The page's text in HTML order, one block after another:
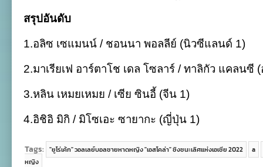
สรุปอันดับ
1.อลิซ เซแมนน์ / ชอนนา พอลลีย์ (นิวซีแลนด์ 1)
2.มาเรียเฟ อาร์ตาโช เดล โซลาร์ / ทาลิกัว แคลนซี (
3.หลิน เหมยเหมย / เซีย ซินอี้ (จีน 1)
4.อิชิอิ มิกิ / มิโซเอะ ซายากะ (ญี่ปุ่น 1)
Tags: "ยูโร่เค้ก" วอลเลย์บอลชายหาดหญิง "เอสโคล่า" ชิงชนะเลิศแห่งเอเชีย 2022
a
หญิง